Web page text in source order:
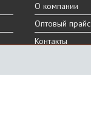
О компании
Оптовый прайс
Контакты